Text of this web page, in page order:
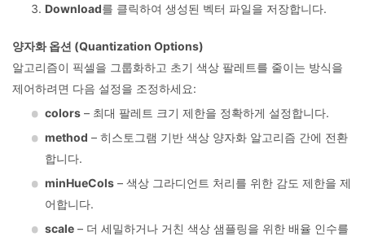
Download를 클릭하여 생성된 벡터 파일을 저장합니다.
양자화 옵션 (Quantization Options)
알고리즘이 픽셀을 그룹화하고 초기 색상 팔레트를 줄이는 방식을
제어하려면 다음 설정을 조정하세요:
colors – 최대 팔레트 크기 제한을 정확하게 설정합니다.
method – 히스토그램 기반 색상 양자화 알고리즘 간에 전환
합니다.
minHueCols – 색상 그라디언트 처리를 위한 감도 제한을 제
어합니다.
scale – 더 세밀하거나 거친 색상 샘플링을 위한 배율 인수를